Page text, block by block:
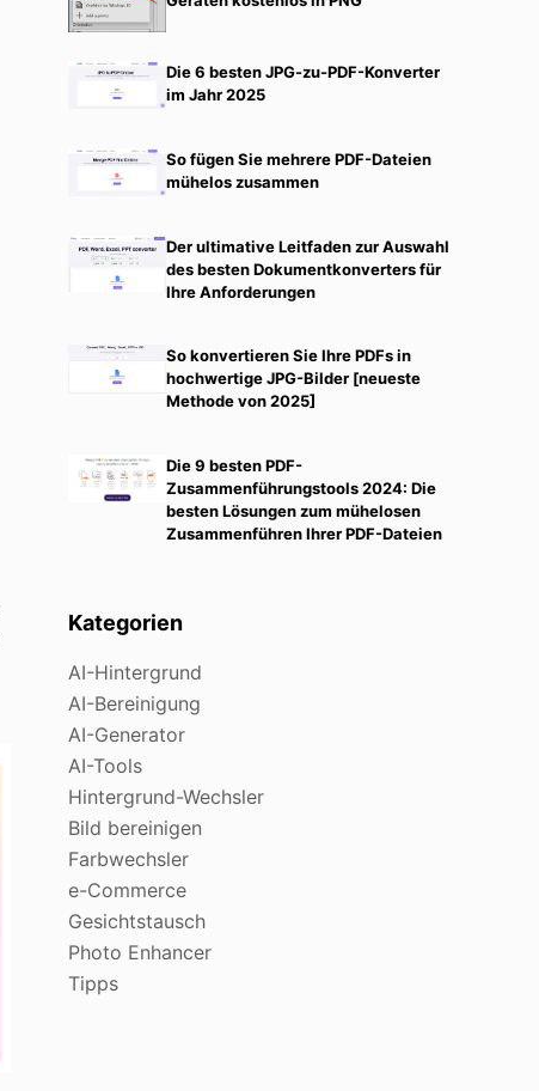
Die 6 besten JPG-zu-PDF-Konverter
im Jahr 2025
So fügen Sie mehrere PDF-Dateien
mühelos zusammen
Der ultimative Leitfaden zur Auswahl
des besten Dokumentkonverters für
Ihre Anforderungen
So konvertieren Sie Ihre PDFs in
hochwertige JPG-Bilder [neueste
Methode von 2025]
Die 9 besten PDF-
Zusammenführungstools 2024: Die
besten Lösungen zum mühelosen
Zusammenführen Ihrer PDF-Dateien
Kategorien
AI-Hintergrund
AI-Bereinigung
AI-Generator
AI-Tools
Hintergrund-Wechsler
Bild bereinigen
Farbwechsler
e-Commerce
Gesichtstausch
Photo Enhancer
Tipps